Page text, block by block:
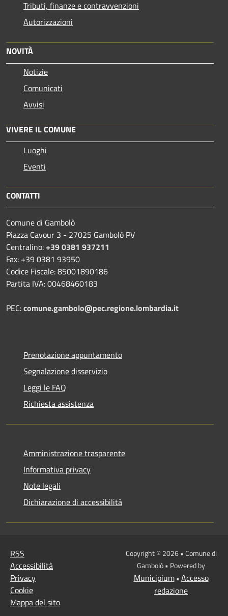
Tributi, finanze e contravvenzioni
Autorizzazioni
NOVITÀ
Notizie
Comunicati
Avvisi
VIVERE IL COMUNE
Luoghi
Eventi
CONTATTI
Comune di Gambolò
Piazza Cavour 3 - 27025 Gambolò PV
Centralino:+39 0381 937211
Fax: +39 0381 93950
Codice Fiscale: 85001890186
Partita IVA: 00468460183
PEC:comune.gambolo@pec.regione.lombardia.it
Prenotazione appuntamento
Segnalazione disservizio
Leggi le FAQ
Richiesta assistenza
Amministrazione trasparente
Informativa privacy
Note legali
Dichiarazione di accessibilità
RSS
Accessibilità
Privacy
Cookie
Mappa del sito
Copyright © 2026 • Comune di
Gambolò • Powered by
Municipium• Accesso
redazione